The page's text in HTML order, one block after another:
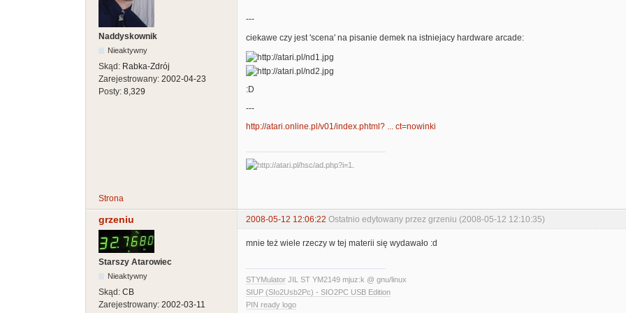
Naddyskownik
Nieaktywny
Skąd: Rabka-Zdrój
Zarejestrowany: 2002-04-23
Posty: 8,329
---
ciekawe czy jest 'scena' na pisanie demek na istniejacy hardware arcade:
:D
---
http://atari.online.pl/v01/index.phtml? ... ct=nowinki
Strona
grzeniu 2008-05-12 12:06:22 Ostatnio edytowany przez grzeniu (2008-05-12 12:10:35)
Starszy Atarowiec
Nieaktywny
Skąd: CB
Zarejestrowany: 2002-03-11
mnie też wiele rzeczy w tej materii się wydawało :d
STYMulator JIL ST YM2149 mjuz:k @ gnu/linux
SIUP (SIo2Usb2Pc) - SIO2PC USB Edition
PIN ready logo